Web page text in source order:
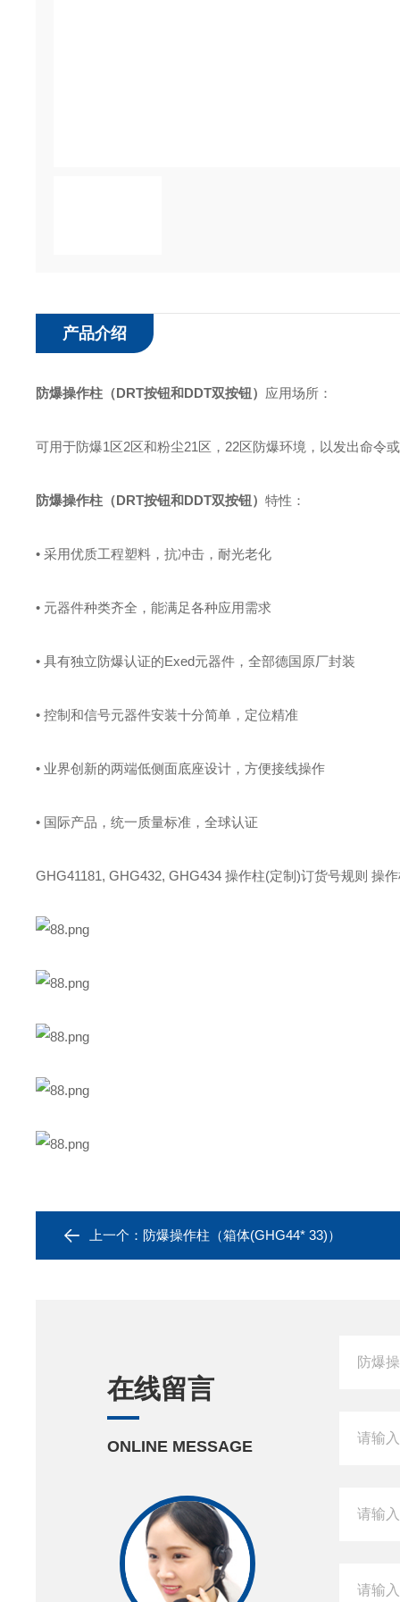
产品介绍
防爆操作柱（DRT按钮和DDT双按钮） 应用场所：
可用于防爆1区2区和粉尘21区，22区防爆环境，以发出命令
防爆操作柱（DRT按钮和DDT双按钮） 特性：
• 采用优质工程塑料，抗冲击，耐光老化
• 元器件种类齐全，能满足各种应用需求
• 具有独立防爆认证的Exed元器件，全部德国原厂封装
• 控制和信号元器件安装十分简单，定位精准
• 业界创新的两端低侧面底座设计，方便接线操作
• 国际产品，统一质量标准，全球认证
GHG41181, GHG432, GHG434 操作柱(定制)订货号规则 操
上一个： 防爆操作柱（箱体(GHG44* 33)）
在线留言
ONLINE MESSAGE